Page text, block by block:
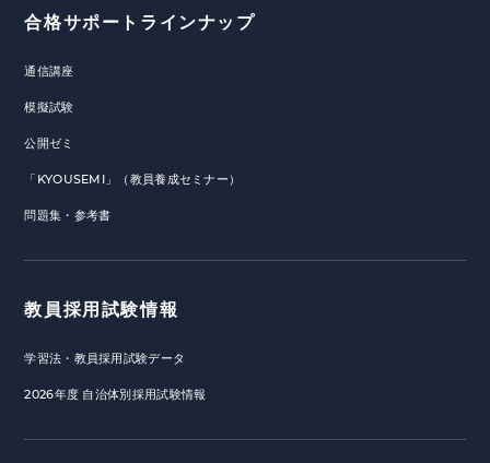
合格サポートラインナップ
通信講座
模擬試験
公開ゼミ
「KYOUSEMI」（教員養成セミナー）
問題集・参考書
教員採用試験情報
学習法・教員採用試験データ
2026年度 自治体別採用試験情報